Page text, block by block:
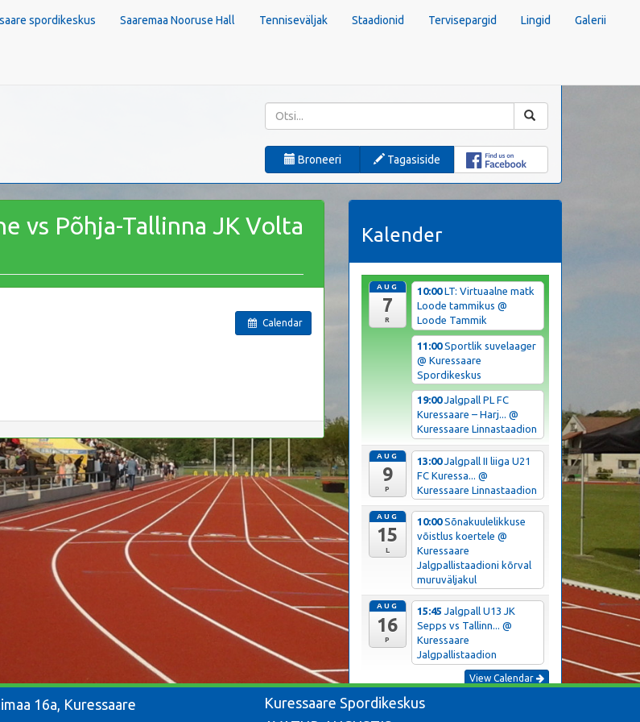
spordikeskus Saaremaa Nooruse Hall Tenniseväljak Staadionid Tervisepargid Lingid Galerii
Broneeri Tagasiside
vs Põhja-Tallinna JK Volta
Calendar
Kalender
AUG
7
R
10:00LT: Virtuaalne matk
Loode tammikus @
Loode Tammik
11:00Sportlik suvelaager
@ Kuressaare
Spordikeskus
19:00Jalgpall PL FC
Kuressaare – Harj... @
Kuressaare Linnastaadion
AUG
9
P
13:00 Jalgpall II liiga U21
FC Kuressa... @
Kuressaare Linnastaadion
AUG
15
L
10:00Sõnakuulelikkuse
võistlus koertele @
Kuressaare
Jalgpallistaadioni kõrval
muruväljakul
AUG
16
P
15:45 Jalgpall U13 JK
Sepps vs Tallinn... @
Kuressaare
Jalgpallistaadion
View Calendar
16a, Kuressaare
Kuressaare Spordikeskus